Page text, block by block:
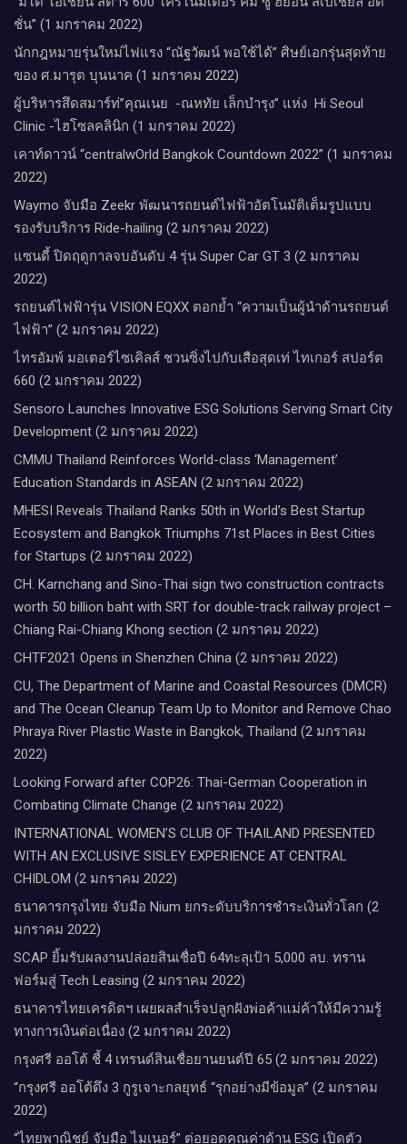
ชั่น” (1 มกราคม 2022)
นักกฎหมายรุ่นใหม่ไฟแรง “ณัฐวัฒน์ พอใช้ได้” ศิษย์เอกรุ่นสุดท้าย
ของ ศ.มารุต บุนนาค (1 มกราคม 2022)
ผู้บริหารสึดสมาร์ท่”คุณเนย -ณหทัย เล็กบำรุง” แห่ง Hi Seoul
Clinic -ไฮโซลคลินิก (1 มกราคม 2022)
เคาท์ดาวน์​ “centralwOrld Bangkok Countdown 2022” (1 มกราคม
2022)
Waymo จับมือ Zeekr พัฒนารถยนต์ไฟฟ้าอัตโนมัติเต็มรูปแบบ
รองรับบริการ Ride-hailing (2 มกราคม 2022)
แซนดี้ ปิดฤดูกาลจบอันดับ 4 รุ่น Super Car GT 3 (2 มกราคม
2022)
รถยนต์ไฟฟ้ารุ่น VISION EQXX ตอกย้ำ “ความเป็นผู้นำด้านรถยนต์
ไฟฟ้า” (2 มกราคม 2022)
ไทรอัมพ์ มอเตอร์ไซเคิลส์ ชวนซิ่งไปกับเสือสุดเท่ ไทเกอร์ สปอร์ต
660 (2 มกราคม 2022)
Sensoro Launches Innovative ESG Solutions Serving Smart City
Development (2 มกราคม 2022)
CMMU Thailand Reinforces World-class ‘Management’
Education Standards in ASEAN (2 มกราคม 2022)
MHESI Reveals Thailand Ranks 50th in World’s Best Startup
Ecosystem and Bangkok Triumphs 71st Places in Best Cities
for Startups (2 มกราคม 2022)
CH. Karnchang and Sino-Thai sign two construction contracts
worth 50 billion baht with SRT for double-track railway project –
Chiang Rai-Chiang Khong section (2 มกราคม 2022)
CHTF2021 Opens in Shenzhen China (2 มกราคม 2022)
CU, The Department of Marine and Coastal Resources (DMCR)
and The Ocean Cleanup Team Up to Monitor and Remove Chao
Phraya River Plastic Waste in Bangkok, Thailand (2 มกราคม
2022)
Looking Forward after COP26: Thai-German Cooperation in
Combating Climate Change (2 มกราคม 2022)
INTERNATIONAL WOMEN’S CLUB OF THAILAND PRESENTED
WITH AN EXCLUSIVE SISLEY EXPERIENCE AT CENTRAL
CHIDLOM (2 มกราคม 2022)
ธนาคารกรุงไทย จับมือ Nium ยกระดับบริการชำระเงินทั่วโลก (2
มกราคม 2022)
SCAP ยิ้มรับผลงานปล่อยสินเชื่อปี 64ทะลุเป้า 5,000 ลบ. ทราน
ฟอร์มสู่ Tech Leasing (2 มกราคม 2022)
ธนาคารไทยเครดิตฯ เผยผลสำเร็จปลูกฝังพ่อค้าแม่ค้าให้มีความรู้
ทางการเงินต่อเนื่อง (2 มกราคม 2022)
กรุงศรี ออโต้ ชี้ 4 เทรนด์สินเชื่อยานยนต์ปี 65 (2 มกราคม 2022)
“กรุงศรี ออโต้ดึง 3 กูรูเจาะกลยุทธ์ “รุกอย่างมีข้อมูล” (2 มกราคม
2022)
“ไทยพาณิชย์ จับมือ ไมเนอร์” ต่อยอดคุณค่าด้าน ESG เปิดตัว